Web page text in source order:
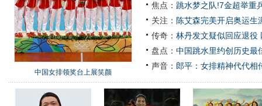
中国女排领奖台上展笑颜
焦点： 跳水梦之队!7金超举重
关注： 陈艾森完美开启奥运
传奇： 林丹发文疑似回应退役
盘点： 中国跳水里约创历史最
声音： 郎平：女排精神代代相